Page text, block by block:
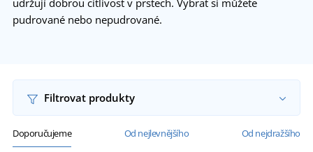
udržují dobrou citlivost v prstech. Vybrat si můžete
pudrované nebo nepudrované.
Filtrovat produkty
Doporučujeme Od nejlevnějšího Od nejdražšího